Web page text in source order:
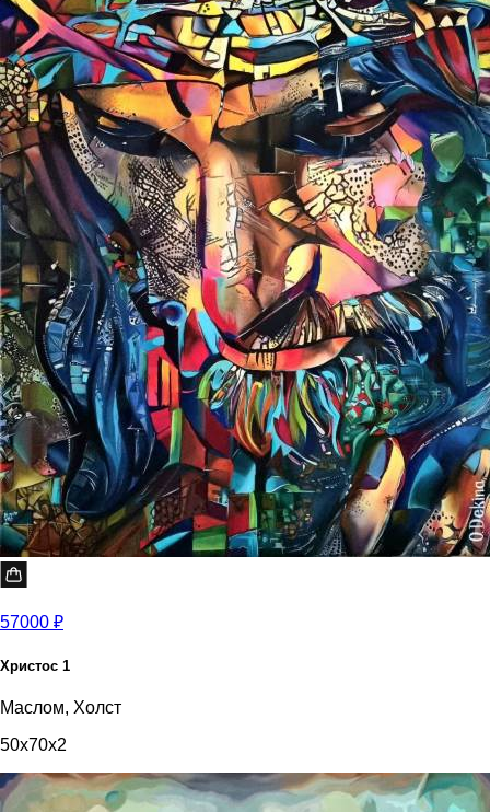
57000 ₽
Христос 1
Маслом, Холст
50x70x2